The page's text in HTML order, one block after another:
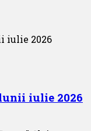
iulie 2026